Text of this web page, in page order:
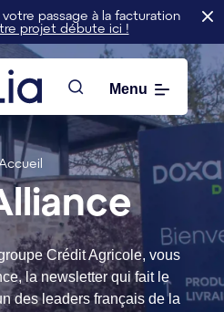
passage à la facturation
projet débute ici !
Menu
Crédit Agricole, vous
la newsletter qui fait le
des leaders français de la